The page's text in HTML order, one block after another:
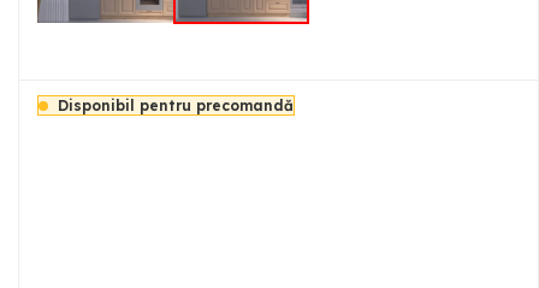
Disponibil pentru precomandă